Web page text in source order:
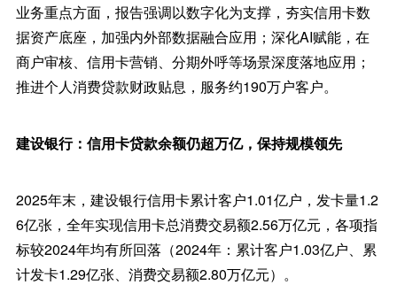
业务重点方面，报告强调以数字化为支撑，夯实信用卡数
据资产底座，加强内外部数据融合应用；深化AI赋能，在
商户审核、信用卡营销、分期外呼等场景深度落地应用；
推进个人消费贷款财政贴息，服务约190万户客户。
建设银行：信用卡贷款余额仍超万亿，保持规模领先
2025年末，建设银行信用卡累计客户1.01亿户，发卡量1.2
6亿张，全年实现信用卡总消费交易额2.56万亿元，各项指
标较2024年均有所回落（2024年：累计客户1.03亿户、累
计发卡1.29亿张、消费交易额2.80万亿元）。